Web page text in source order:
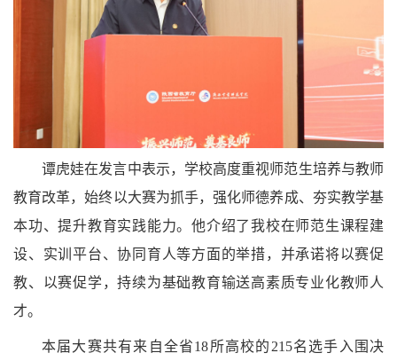
谭虎娃在发言中表示，学校高度重视师范生培养与教师
教育改革，始终以大赛为抓手，强化师德养成、夯实教学基
本功、提升教育实践能力。他介绍了我校在师范生课程建
设、实训平台、协同育人等方面的举措，并承诺将以赛促
教、以赛促学，持续为基础教育输送高素质专业化教师人
才。
本届大赛共有来自全省18所高校的215名选手入围决